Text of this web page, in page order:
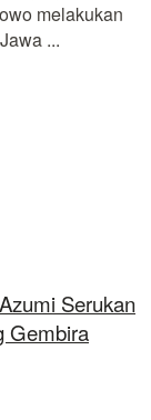
melakukan
...
Serukan
Gembira